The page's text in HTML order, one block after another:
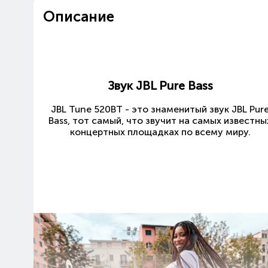
Описание
Звук JBL Pure Bass
JBL Tune 520BT - это знаменитый звук JBL
Bass, тот самый, что звучит на самых
концертных площадках по всему миру.